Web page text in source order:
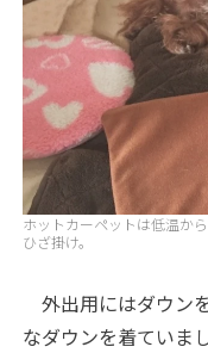
ホットカーペットは低温か
ひざ掛け。
外出用にはダウン
なダウンを着ていま